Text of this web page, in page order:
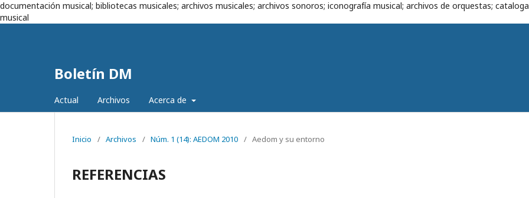
documentación musical; bibliotecas musicales; archivos musicales; archivos sonoros; iconografía musical; archivos de orquestas;
musical
Boletín DM
Actual Archivos Acerca de
Inicio / Archivos / Núm. 1 (14): AEDOM 2010 / Aedom y su entorno
REFERENCIAS